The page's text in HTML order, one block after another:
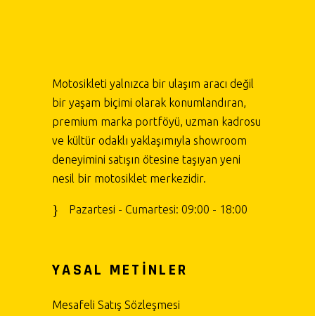
Motosikleti yalnızca bir ulaşım aracı değil
bir yaşam biçimi olarak konumlandıran,
premium marka portföyü, uzman kadrosu
ve kültür odaklı yaklaşımıyla showroom
deneyimini satışın ötesine taşıyan yeni
nesil bir motosiklet merkezidir.
Pazartesi - Cumartesi: 09:00 - 18:00
YASAL METİNLER
Mesafeli Satış Sözleşmesi